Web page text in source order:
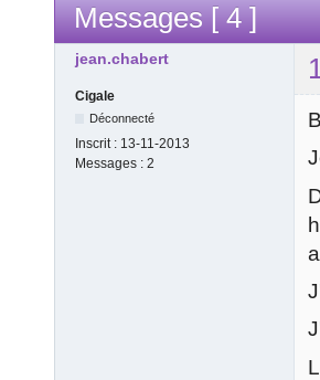
Messages [ 4 ]
jean.chabert
Cigale
Déconnecté
Inscrit : 13-11-2013
Messages : 2